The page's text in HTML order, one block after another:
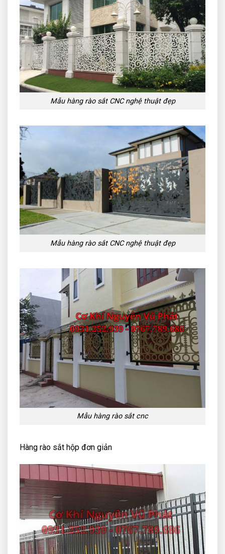
Mẫu hàng rào sắt CNC nghệ thuật đẹp
Mẫu hàng rào sắt CNC nghệ thuật đẹp
Mẫu hàng rào sắt cnc
Hàng rào sắt hộp đơn giản